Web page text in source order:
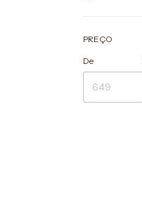
PREÇO
De